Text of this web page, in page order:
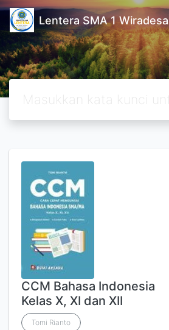
Lentera SMA 1 Wiradesa
CCM Bahasa Indonesia
Kelas X, XI dan XII
Tomi Rianto